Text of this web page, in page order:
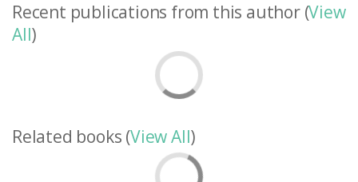
Recent publications from this author (View
All)
Related books (View All)